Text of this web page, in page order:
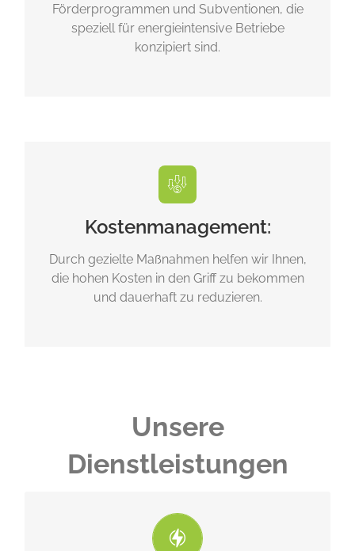
Förderprogrammen und Subventionen, die
speziell für energieintensive Betriebe
konzipiert sind.
Kostenmanagement:
Durch gezielte Maßnahmen helfen wir Ihnen,
die hohen Kosten in den Griff zu bekommen
und dauerhaft zu reduzieren.
Unsere
Dienstleistungen
die Auswahl optimaler Tarife.